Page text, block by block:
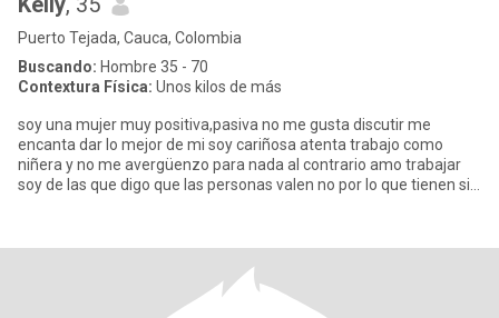
Puerto Tejada, Cauca, Colombia
Buscando: Hombre 35 - 70
Contextura Física: Unos kilos de más
soy una mujer muy positiva,pasiva no me gusta discutir me
encanta dar lo mejor de mi soy cariñosa atenta trabajo como
niñera y no me avergüenzo para nada al contrario amo trabajar
soy de las que digo que las personas valen no por lo que tienen si